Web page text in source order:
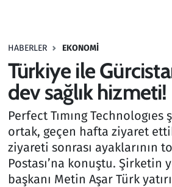
HABERLER EKONOMI
Türkiye ile
dev sağlık hizmeti!
Perfect Tımıng
ortak, geçen hafta ziyaret
ziyareti sonrası ayaklarının
Postası’na konuştu. Şirketin
başkanı Metin Aşar Türk
Haber
Kültür Sanat
Kurumsal Haberler
Lezzet Durağı
Memur ve Kamu